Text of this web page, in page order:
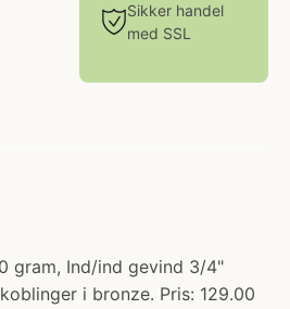
Sikker handel
med SSL
gram, Ind/ind gevind 3/4"
i bronze. Pris: 129.00